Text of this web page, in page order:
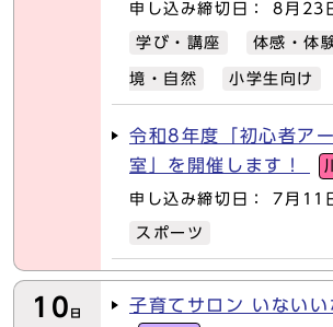
申し込み締切日： 8月23
学び・講座 体感・体
境・自然 小学生向け
令和8年度「初心者ア
室」を開催します！
申し込み締切日： 7月11
スポーツ
10 日 子育てサロン いないい